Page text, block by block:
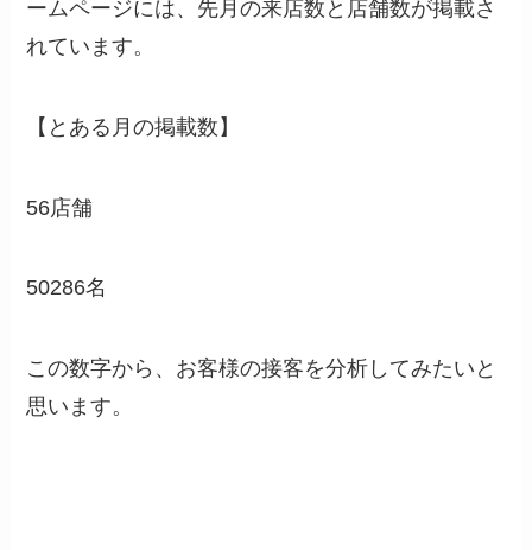
ームページには、先月の来店数と店舗数が掲載さ
れています。
【とある月の掲載数】
56店舗
50286名
この数字から、お客様の接客を分析してみたいと
思います。